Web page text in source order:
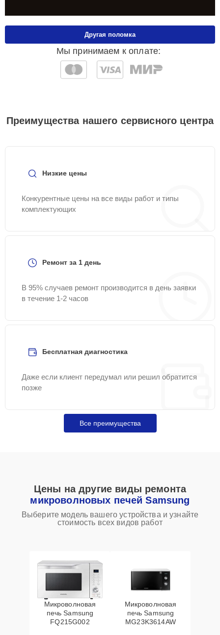
Мы принимаем к оплате:
Другая поломка
Преимущества нашего сервисного центра
Низкие цены
Конкурентные цены на все виды работ и типы
комплектующих
Ремонт за 1 день
В 95% случаев ремонт производится в день заявки
в течение 1-2 часов
Бесплатная диагностика
Даже если клиент передумал или решил обратится
позже
Все преимущества
Цены на другие виды ремонта
микроволновых печей Samsung
Выберите модель вашего устройства и узнайте
стоимость всех видов работ
Микроволновая
печь Samsung
FQ215G002
Микроволновая
печь Samsung
MG23K3614AW